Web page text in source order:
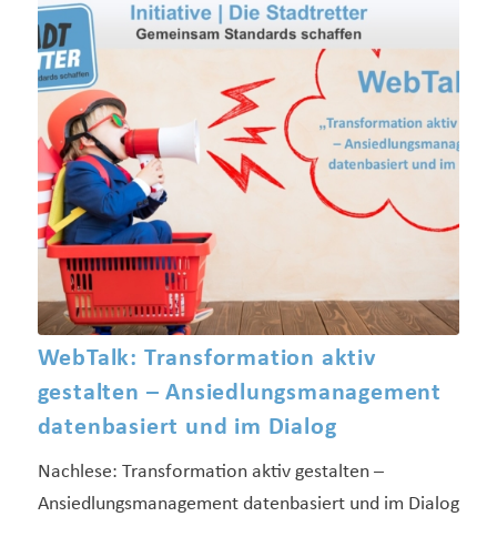
WebTalk: Transformation aktiv
gestalten – Ansiedlungsmanagement
datenbasiert und im Dialog
Nachlese: Transformation aktiv gestalten –
Ansiedlungsmanagement datenbasiert und im Dialog